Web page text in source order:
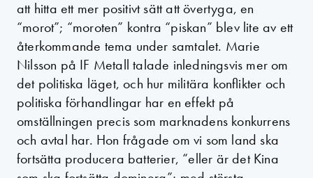
att hitta ett mer positivt sätt att övertyga, en
“morot”; “moroten” kontra “piskan” blev lite av ett
återkommande tema under samtalet. Marie
Nilsson på IF Metall talade inledningsvis mer om
det politiska läget, och hur militära konflikter och
politiska förhandlingar har en effekt på
omställningen precis som marknadens konkurrens
och avtal har. Hon frågade om vi som land ska
fortsätta producera batterier, “eller är det Kina